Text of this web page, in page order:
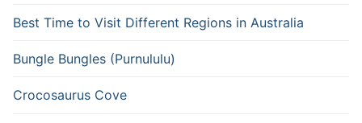
Best Time to Visit Different Regions in Australia
Bungle Bungles (Purnululu)
Crocosaurus Cove